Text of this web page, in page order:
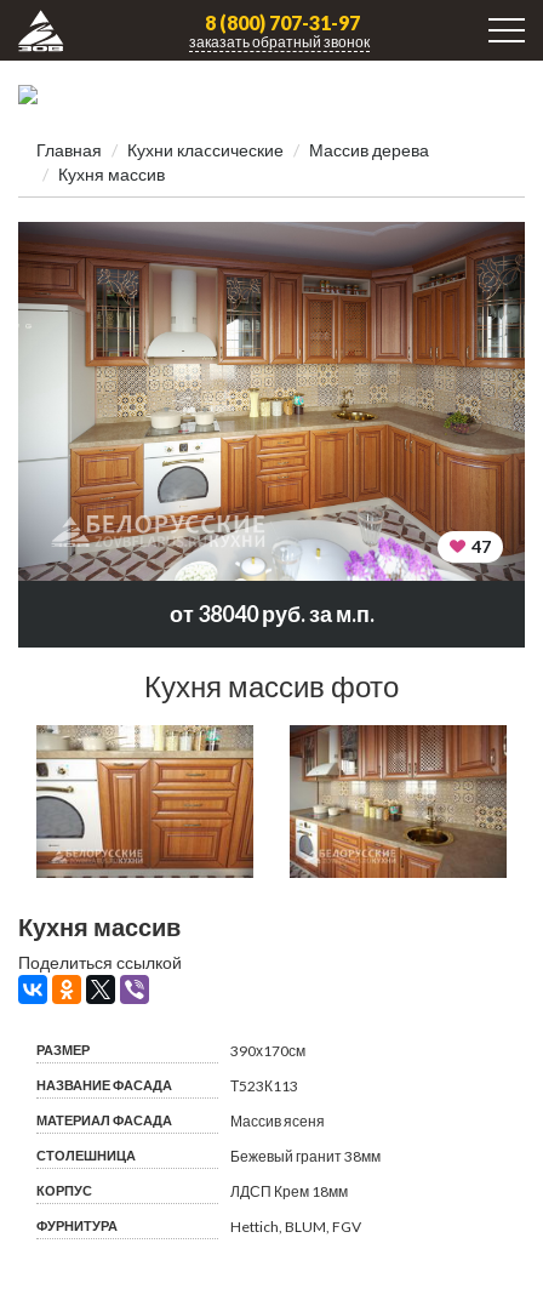
8 (800) 707-31-97
заказать обратный звонок
Главная Кухни клаcсические
Массив дерева
Кухня массив
47
от 38040 руб. за м.п.
Кухня массив фото
Кухня массив
Поделиться ссылкой
РАЗМЕР 390х170см
НАЗВАНИЕ ФАСАДА Т523К113
МАТЕРИАЛ ФАСАДА Массив ясеня
СТОЛЕШНИЦА Бежевый гранит 38мм
КОРПУС ЛДСП Крем 18мм
ФУРНИТУРА Hettich, BLUM, FGV